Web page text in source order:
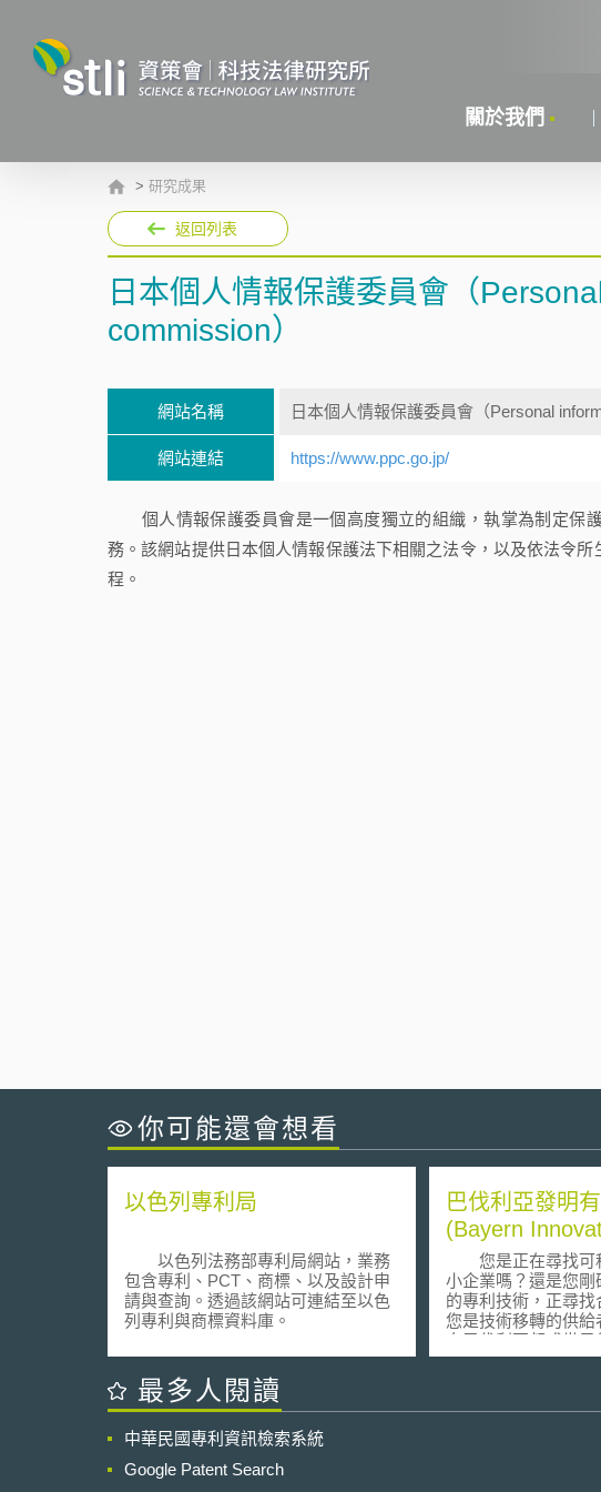
關於我們
> 研究成果
返回列表
日本個人情報保護委員會（
commission）
網站名稱 日本個人情報保護委員會（Personal
網站連結 https://www.ppc.go.jp/
個人情報保護委員會是一個高度獨立的組織，執掌為制定保
務。該網站提供日本個人情報保護法下相關之法令，以及依法令
程。
你可能還會想看
以色列專利局
以色列法務部專利局網站，業務
包含專利、PCT、商標、以及設計申
請與查詢。透過該網站可連結至以色
列專利與商標資料庫。
巴伐利亞發明
(Bayern
您是正在尋找可
小企業嗎？還是您剛
的專利技術，正尋
您是技術移轉的供給
自巴伐利亞邦或世
本網站尋得適切的技
最多人閱讀
中華民國專利資訊檢索系統
Google Patent Search